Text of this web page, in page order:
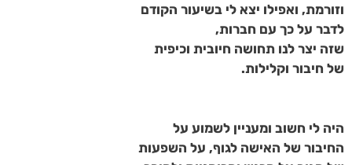
וזורמת, ואפילו יצא לי בשיעור הקודם
לדבר על כך עם חברות,
שזה יצר לנו תחושה חיובית וכיפית
של חיבור וקלילות.
היה לי חשוב ומעניין לשמוע על
החיבור של האישה לגוף, על השפעות